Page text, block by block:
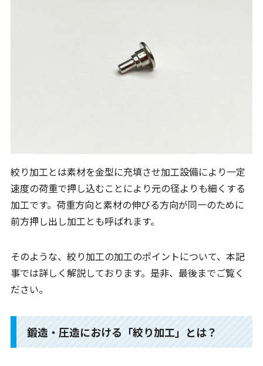
絞り加工とは素材を金型に充填させ加工設備により一定
速度の荷重で押し込むことにより元の径よりも細くする
加工です。荷重方向と素材の伸びる方向が同一のために
前方押し出し加工とも呼ばれます。
そのような、絞り加工の加工のポイントについて、本記
事では詳しく解説しております。是非、最後までご覧く
ださい。
鍛造・圧造における「絞り加工」とは？